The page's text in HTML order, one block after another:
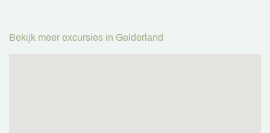
Bekijk meer excursies in Gelderland